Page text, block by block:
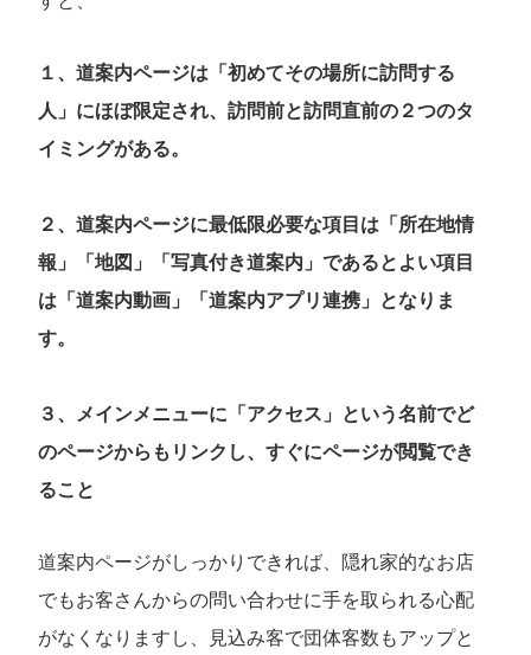
１、道案内ページは「初めてその場所に訪問する
人」にほぼ限定され、訪問前と訪問直前の２つのタ
イミングがある。
２、道案内ページに最低限必要な項目は「所在地情
報」「地図」「写真付き道案内」であるとよい項目
は「道案内動画」「道案内アプリ連携」となりま
す。
３、メインメニューに「アクセス」という名前でど
のページからもリンクし、すぐにページが閲覧でき
ること
道案内ページがしっかりできれば、隠れ家的なお店
でもお客さんからの問い合わせに手を取られる心配
がなくなりますし、見込み客で団体客数もアップと